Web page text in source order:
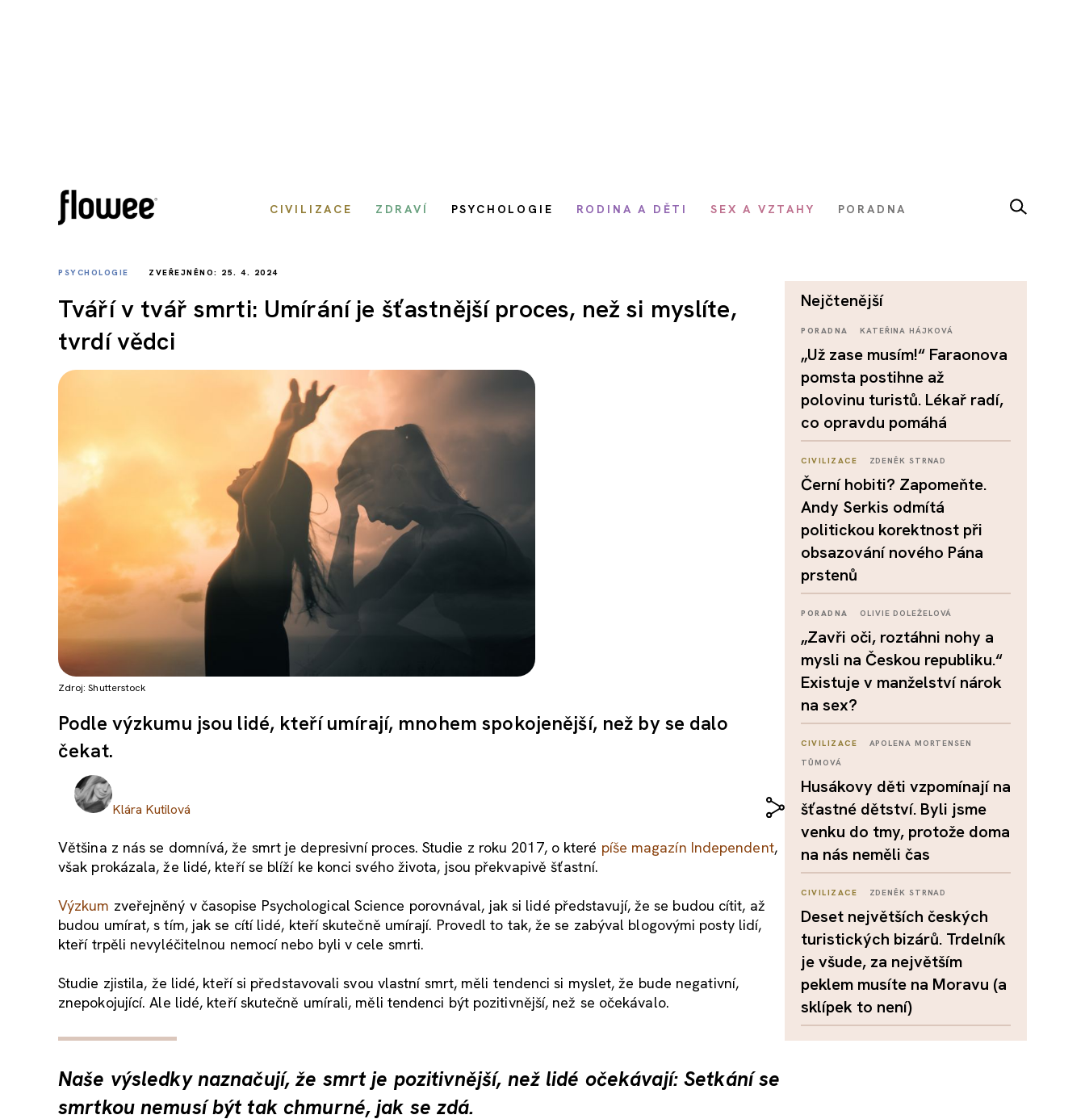
CIVILIZACE ZDRAVÍ PSYCHOLOGIE RODINA A DĚTI SEX A VZTAHY PORADNA
PSYCHOLOGIE ZVEŘEJNĚNO: 25. 4. 2024
Tváří v tvář smrti: Umírání je šťastnější proces, než si myslíte,
tvrdí vědci
Zdroj: Shutterstock
Podle výzkumu jsou lidé, kteří umírají, mnohem spokojenější, než by se dalo
čekat.
Klára Kutilová
Většina z nás se domnívá, že smrt je depresivní proces. Studie z roku 2017, o které píše magazín Independent,
však prokázala, že lidé, kteří se blíží ke konci svého života, jsou překvapivě šťastní.
Výzkum zveřejněný v časopise Psychological Science porovnával, jak si lidé představují, že se budou cítit, až
budou umírat, s tím, jak se cítí lidé, kteří skutečně umírají. Provedl to tak, že se zabýval blogovými posty lidí,
kteří trpěli nevyléčitelnou nemocí nebo byli v cele smrti.
Studie zjistila, že lidé, kteří si představovali svou vlastní smrt, měli tendenci si myslet, že bude negativní,
znepokojující. Ale lidé, kteří skutečně umírali, měli tendenci být pozitivnější, než se očekávalo.
Naše výsledky naznačují, že smrt je pozitivnější, než lidé očekávají: Setkání se
smrtkou nemusí být tak chmurné, jak se zdá.
nejčtenější
PORADNA KATEŘINA HÁJKOVÁ
„Už zase musím!“ Faraonova
pomsta postihne až
polovinu turistů. Lékař radí,
co opravdu pomáhá
CIVILIZACE ZDENĚK STRNAD
Černí hobiti? Zapomeňte.
Andy Serkis odmítá
politickou korektnost při
obsazování nového Pána
prstenů
PORADNA OLIVIE DOLEŽELOVÁ
„Zavři oči, roztáhni nohy a
mysli na Českou republiku.“
Existuje v manželství nárok
na sex?
CIVILIZACE
APOLENA MORTENSEN
TŮMOVÁ
Husákovy děti vzpomínají na
šťastné dětství. Byli jsme
venku do tmy, protože doma
na nás neměli čas
CIVILIZACE ZDENĚK STRNAD
Deset největších českých
turistických bizárů. Trdelník
je všude, za největším
peklem musíte na Moravu (a
sklípek to není)